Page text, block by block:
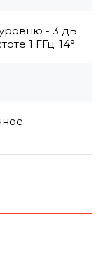
- 3 дБ
1 ГГц: 14°